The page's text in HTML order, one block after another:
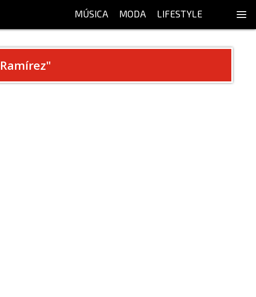
MÚSICA MODA LIFESTYLE
Ramírez"